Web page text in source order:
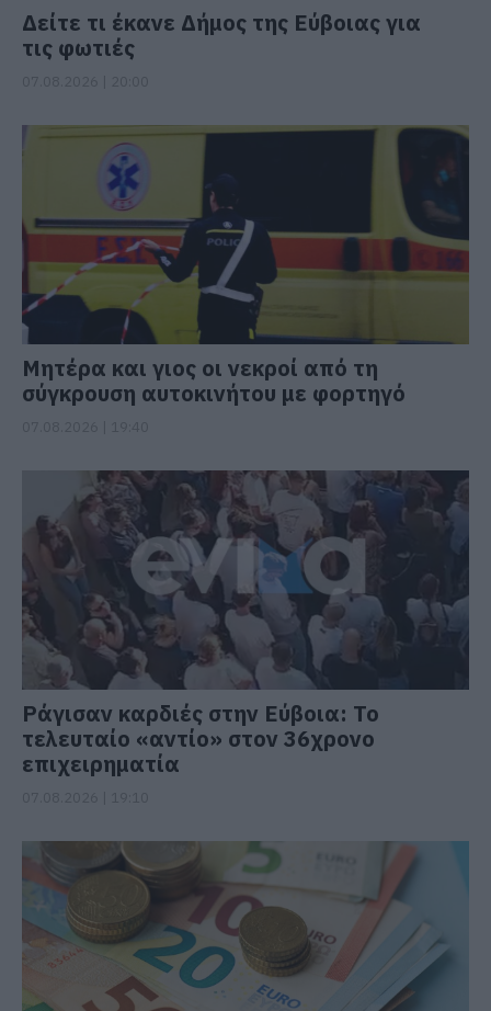
Δείτε τι έκανε Δήμος της Εύβοιας για
τις φωτιές
Μητέρα και γιος οι νεκροί από τη
σύγκρουση αυτοκινήτου με φορτηγό
Ράγισαν καρδιές στην Εύβοια: Το
τελευταίο «αντίο» στον 36χρονο
επιχειρηματία